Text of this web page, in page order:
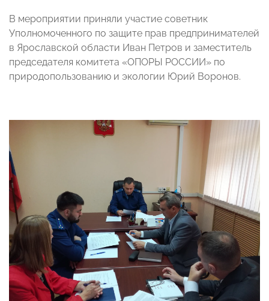
В мероприятии приняли участие советник
Уполномоченного по защите прав предпринимателей
в Ярославской области Иван Петров и заместитель
председателя комитета «ОПОРЫ РОССИИ» по
природопользованию и экологии Юрий Воронов.